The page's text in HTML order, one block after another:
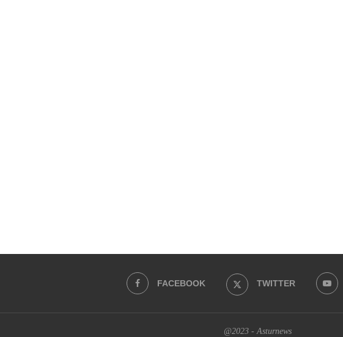
FACEBOOK TWITTER
@2023 - Asturnews